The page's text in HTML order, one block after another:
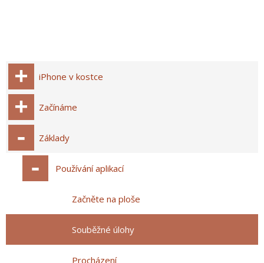
iPhone v kostce
Začínáme
Základy
Používání aplikací
Začněte na ploše
Souběžné úlohy
Procházení